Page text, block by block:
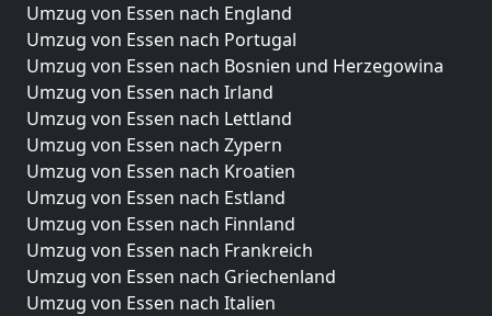
Umzug von Essen nach England
Umzug von Essen nach Portugal
Umzug von Essen nach Bosnien und Herzegowina
Umzug von Essen nach Irland
Umzug von Essen nach Lettland
Umzug von Essen nach Zypern
Umzug von Essen nach Kroatien
Umzug von Essen nach Estland
Umzug von Essen nach Finnland
Umzug von Essen nach Frankreich
Umzug von Essen nach Griechenland
Umzug von Essen nach Italien